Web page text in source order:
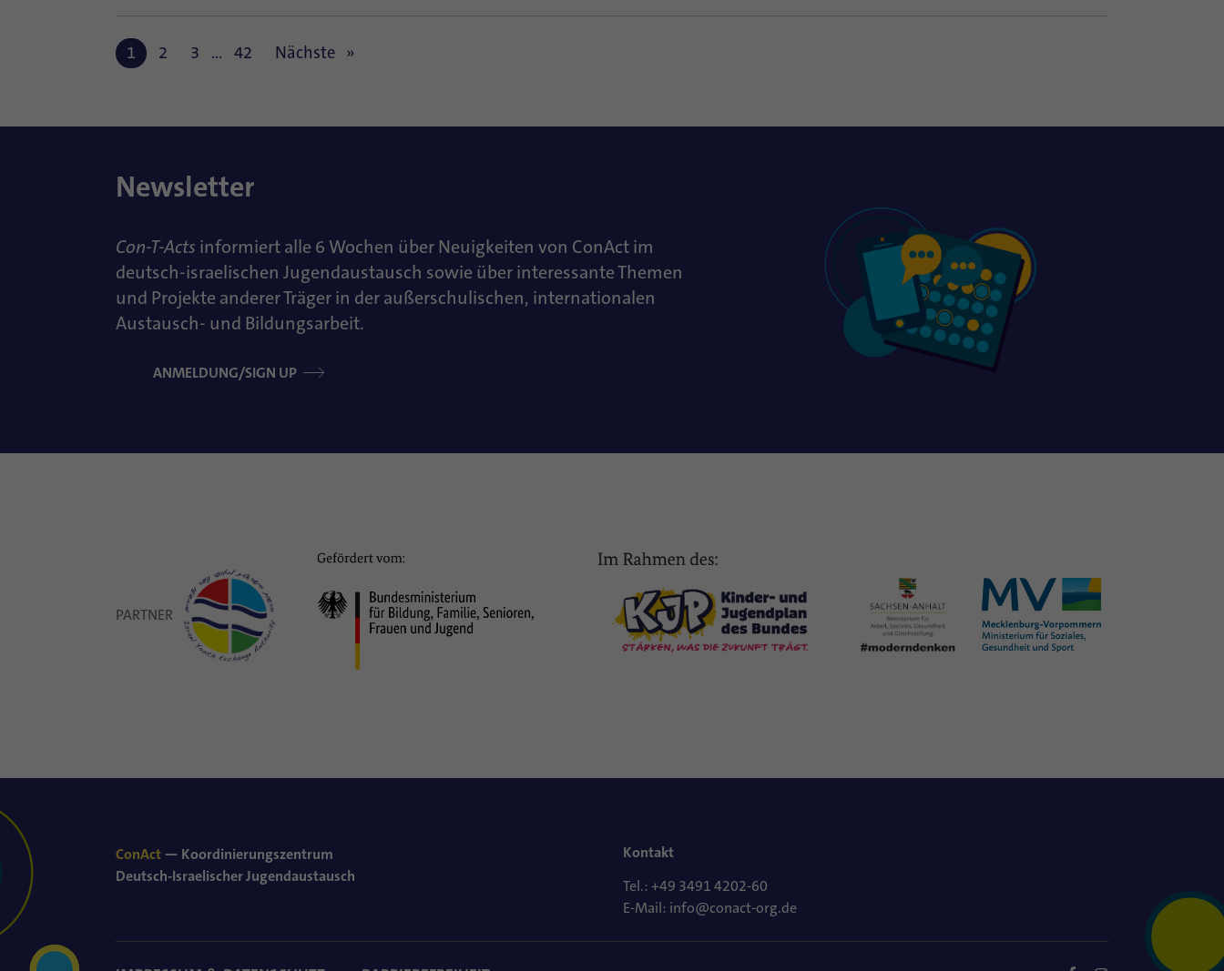
1 2 3 … 42 Nächste
Newsletter
Con-T-Acts informiert alle 6 Wochen über Neuigkeiten von ConAct im
deutsch-israelischen Jugendaustausch sowie über interessante Themen
und Projekte anderer Träger in der außerschulischen, internationalen
Austausch- und Bildungsarbeit.
ANMELDUNG/SIGN UP
PARTNER
ConAct — Koordinierungszentrum
Deutsch-Israelischer Jugendaustausch
Kontakt
Tel.: +49 3491 4202-60
E-Mail: info@conact-org.de